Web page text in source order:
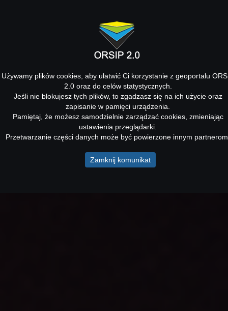
Używamy plików cookies, aby ułatwić Ci korzystanie z geoportalu
2.0 oraz do celów statystycznych.
Jeśli nie blokujesz tych plików, to zgadzasz się na ich użycie oraz
zapisanie w pamięci urządzenia.
Pamiętaj, że możesz samodzielnie zarządzać cookies, zmieniając
ustawienia przeglądarki.
Przetwarzanie części danych może być powierzone innym
Zamknij komunikat